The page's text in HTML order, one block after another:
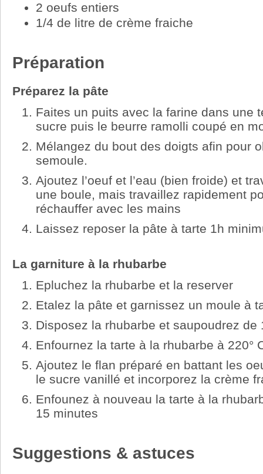
2 oeufs entiers
1/4 de litre de crème fraiche
Préparation
Préparez la pâte
Faites un puits avec la farine dans une
sucre puis le beurre ramolli coupé en
Mélangez du bout des doigts afin pour
semoule.
Ajoutez l’oeuf et l’eau (bien froide) et
une boule, mais travaillez rapidement
réchauffer avec les mains
Laissez reposer la pâte à tarte 1h
La garniture à la rhubarbe
Epluchez la rhubarbe et la reserver
Etalez la pâte et garnissez un moule à
Disposez la rhubarbe et saupoudrez de
Enfournez la tarte à la rhubarbe à 220°
Ajoutez le flan préparé en battant les
le sucre vanillé et incorporez la crème
Enfounez à nouveau la tarte à la
15 minutes
Suggestions & astuces